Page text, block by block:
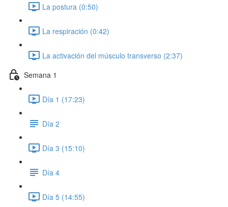
La postura (0:50)
La respiración (0:42)
La activación del músculo transverso (2:37)
Semana 1
Día 1 (17:23)
Día 2
Día 3 (15:10)
Día 4
Día 5 (14:55)